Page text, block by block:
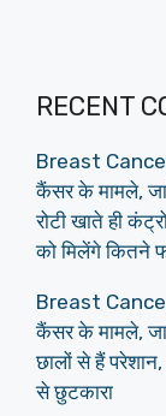
RECENT
Breast
कैंसर के मामले,
रोटी खाते ही
को मिलेंगे कितने
Breast
कैंसर के मामले,
छालों से हैं
से छुटकारा